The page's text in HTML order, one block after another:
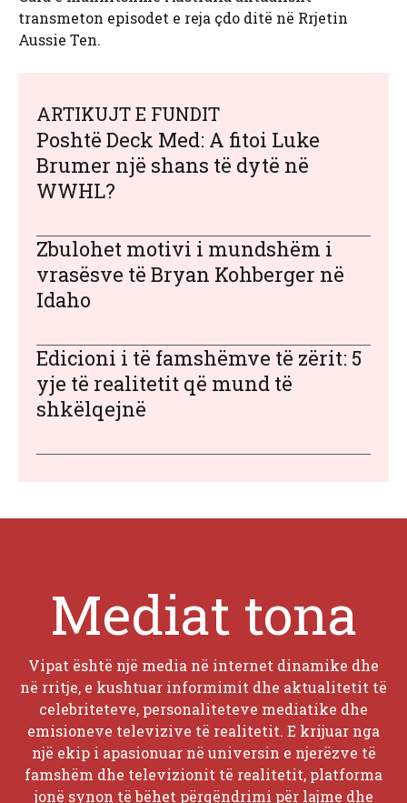
transmeton episodet e reja çdo ditë në Rrjetin
Aussie Ten.
ARTIKUJT E FUNDIT
Poshtë Deck Med: A fitoi Luke
Brumer një shans të dytë në
WWHL?
Zbulohet motivi i mundshëm i
vrasësve të Bryan Kohberger në
Idaho
Edicioni i të famshëmve të zërit: 5
yje të realitetit që mund të
shkëlqejnë
Mediat tona
Vipat është një media në internet dinamike dhe
në rritje, e kushtuar informimit dhe aktualitetit të
celebriteteve, personaliteteve mediatike dhe
emisioneve televizive të realitetit. E krijuar nga
një ekip i apasionuar në universin e njerëzve të
famshëm dhe televizionit të realitetit, platforma
jonë synon të bëhet përqëndrimi për lajme dhe